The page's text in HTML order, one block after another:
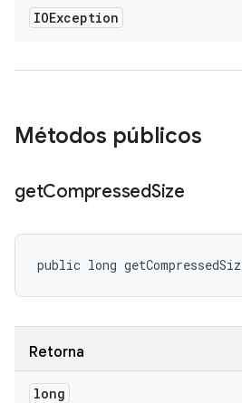
IOException
Métodos públicos
getCompressedSize
public long
Retorna
long